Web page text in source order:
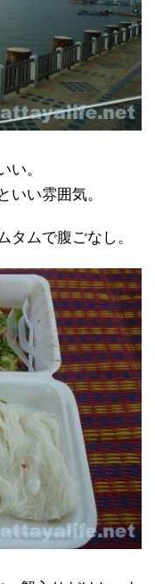
い。
いい雰囲気。
タムで腹ごなし。